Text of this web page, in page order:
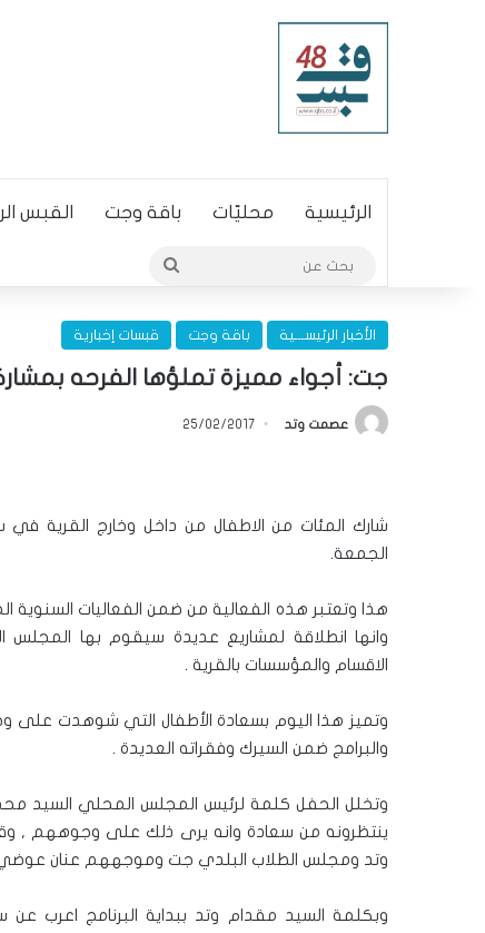
الرئيسية محليّات باقة وجت القبس
الأخبار الرئيســـية باقة وجت قبسات إخبارية
جت: أجواء مميزة تملؤها الفرحه
عصمت وتد 25/02/2017
شارك المئات من الاطفال من داخل وخارج القرية في
الجمعة.
هذا وتعتبر هذه الفعالية من ضمن الفعاليات
وانها انطلاقة لمشاريع عديدة سيقوم بها
الاقسام والمؤسسات بالقرية .
وتميز هذا اليوم بسعادة الأطفال التي شوهدت على
والبرامج ضمن السيرك وفقراته العديدة .
وتخلل الحفل كلمة لرئيس المجلس المحلي السيد
ينتظرونه من سعادة وانه يرى ذلك على وجوههم ,
وتد ومجلس الطلاب البلدي جت وموجههم عنان عوضي
وبكلمة السيد مقدام وتد ببداية البرنامج اعرب عن